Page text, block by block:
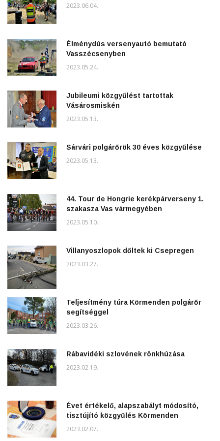
2023.06.04.
Élménydús versenyautó bemutató
Vasszécsenyben
2023.05.24.
Jubileumi közgyűlést tartottak
Vásárosmiskén
2023.05.13.
Sárvári polgárőrök 30 éves közgyűlése
2023.05.13.
44. Tour de Hongrie kerékpárverseny 1.
szakasza Vas vármegyében
2023.05.10.
Villanyoszlopok dőltek ki Csepregen
2023.03.27.
Teljesítmény túra Körmenden polgárőr
segítséggel
2023.03.26.
Rábavidéki szlovének rönkhúzása
2023.02.19.
Évet értékelő, alapszabályt módosító,
tisztújító közgyűlés Körmenden
2023.02.07.